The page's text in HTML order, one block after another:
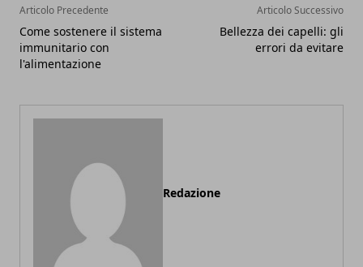
Articolo Precedente
Come sostenere il sistema
immunitario con
l'alimentazione
Articolo Successivo
Bellezza dei capelli: gli
errori da evitare
Redazione